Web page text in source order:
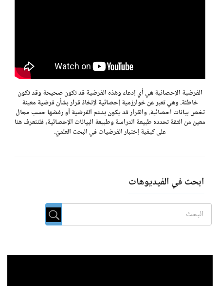
الفرضية الإحصائية هي أي إدعاء وهذه الفرضية قد تكون صحيحة وقد تكون
خاطئة. وهي تعبر عن خوارزمية إحصائية لإتخاذ قرار بشأن فرضية معينة
تخص بيانات احصائية. والقرار قد يكون بدعم الفرضية أو رفضها حسب مجال
معين من الثقة تحدده طبيعة الدراسة وطبيعة البيانات الإحصائية، فلنتعرف هنا
على كيفية إختبار الفرضيات في البحث العلميّ.
ابحث في الفيديوهات